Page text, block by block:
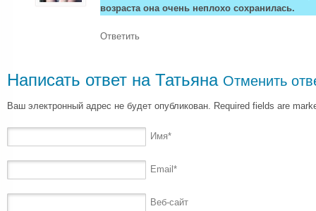
возраста она очень неплохо сохранилась.
Ответить
Написать ответ на Татьяна Отменить
Ваш электронный адрес не будет опубликован. Required fields are
Имя*
Email *
Веб-сайт